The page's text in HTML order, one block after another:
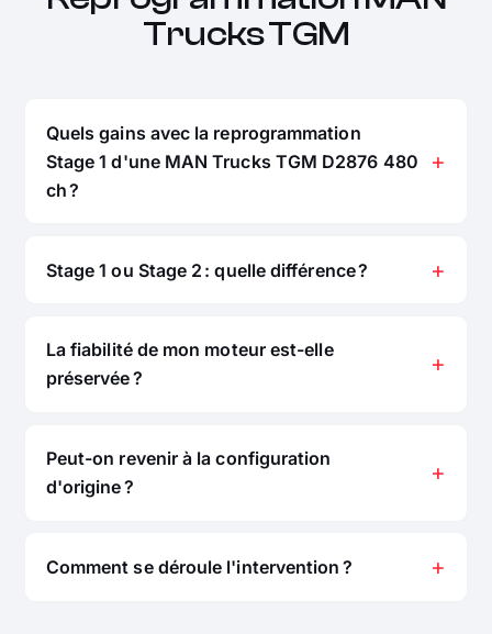
Trucks TGM
Quels gains avec la reprogrammation
Stage 1 d'une MAN Trucks TGM D2876 480
ch ?
Stage 1 ou Stage 2 : quelle différence ?
La fiabilité de mon moteur est-elle
préservée ?
Peut-on revenir à la configuration
d'origine ?
Comment se déroule l'intervention ?